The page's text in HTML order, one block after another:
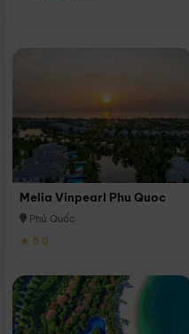
Melia Vinpearl Phu Quoc
Phú Quốc
★ 5.0